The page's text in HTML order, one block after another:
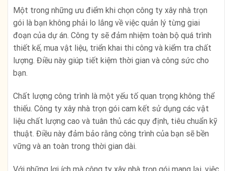
Một trong những ưu điểm khi chọn công ty xây nhà trọn
gói là bạn không phải lo lắng về việc quản lý từng giai
đoạn của dự án. Công ty sẽ đảm nhiệm toàn bộ quá trình
thiết kế, mua vật liệu, triển khai thi công và kiểm tra chất
lượng. Điều này giúp tiết kiệm thời gian và công sức cho
bạn.
Chất lượng công trình là một yếu tố quan trọng không thể
thiếu. Công ty xây nhà trọn gói cam kết sử dụng các vật
liệu chất lượng cao và tuân thủ các quy định, tiêu chuẩn kỹ
thuật. Điều này đảm bảo rằng công trình của bạn sẽ bền
vững và an toàn trong thời gian dài.